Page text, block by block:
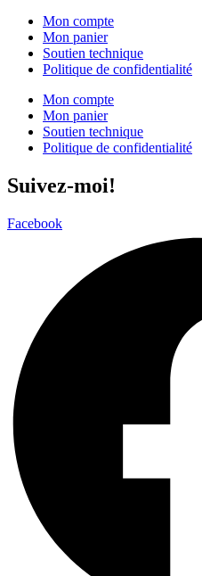
Mon compte
Mon panier
Soutien technique
Politique de confidentialité
Mon compte
Mon panier
Soutien technique
Politique de confidentialité
Suivez-moi!
Facebook